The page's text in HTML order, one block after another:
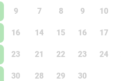
9
16
23
30
7 8 9 10
14 15 16 17
21 22 23 24
28 29 30